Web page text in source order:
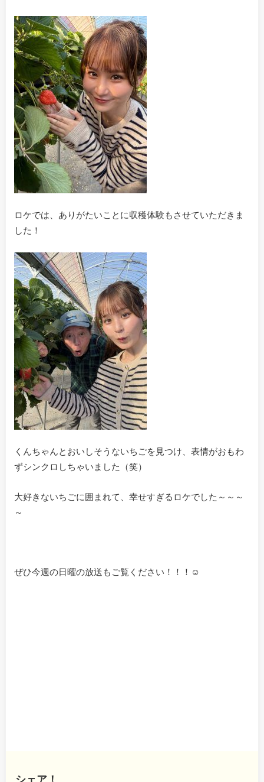
ロケでは、ありがたいことに収穫体験もさせていただきま
した！
くんちゃんとおいしそうないちごを見つけ、表情がおもわ
ずシンクロしちゃいました（笑）
大好きないちごに囲まれて、幸せすぎるロケでした～～～
～
ぜひ今週の日曜の放送もご覧ください！！！☺
シェア！